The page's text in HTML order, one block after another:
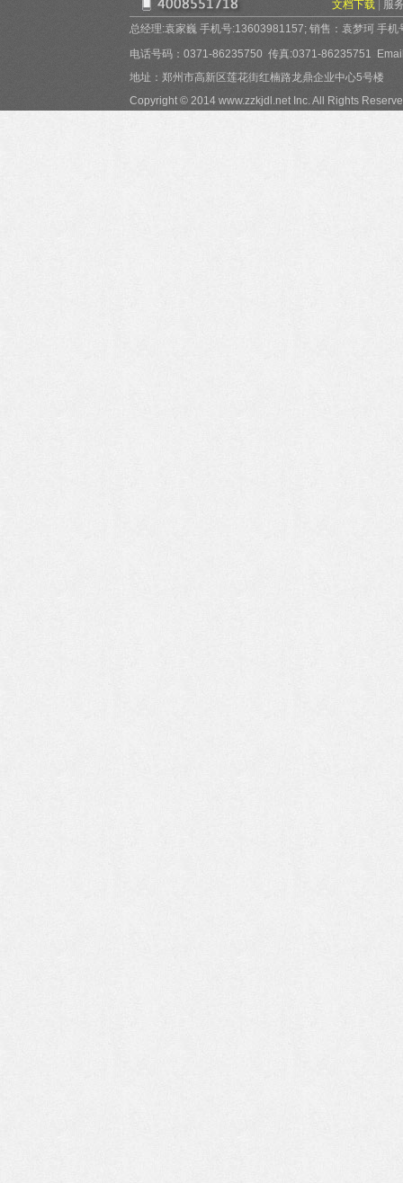
文档下载
服
总经理:袁家巍 手机号:13603981157; 销售：袁梦珂 手
电话号码：0371-86235750 传真:0371-86235751
地址：郑州市高新区莲花街红楠路龙鼎企业中心5号楼
Copyright © 2014 www.zzkjdl.net Inc. All Rights